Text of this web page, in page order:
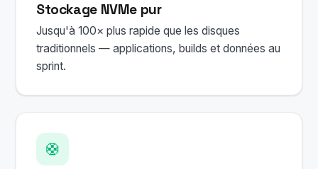
Stockage NVMe pur
Jusqu'à 100× plus rapide que les disques
traditionnels — applications, builds et données au
sprint.
🛟